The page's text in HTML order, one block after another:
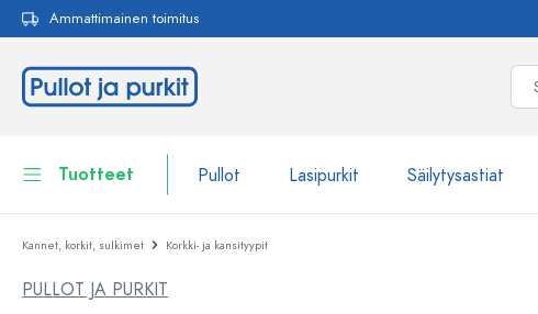
Siirry päänavigointiin
Ammattimainen toimitus
Tuotteet Pullot Lasipurkit Säilytysastiat
Pullot
Lasipurkit
Kannet, korkit, sulkimet Korkki- ja kansityypit
PULLOT JA PURKIT